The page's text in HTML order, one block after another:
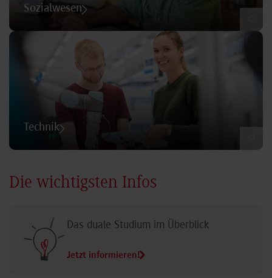
Sozialwesen
Technik
Die wichtigsten Infos
Das duale Studium im Überblick
Jetzt informieren!